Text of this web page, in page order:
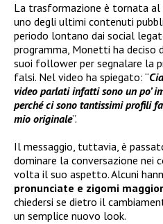
La trasformazione è tornata al
uno degli ultimi contenuti
periodo lontano dai social
programma, Monetti ha deciso
suoi follower per segnalare la
falsi. Nel video ha spiegato: “
video parlati infatti sono un po’
perché ci sono tantissimi profili
mio originale”.
Il messaggio, tuttavia, è
dominare la conversazione nei
volta il suo aspetto. Alcuni
pronunciate e zigomi
chiedersi se dietro il
un semplice nuovo look.